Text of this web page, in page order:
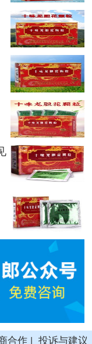
合作| 投诉与建议